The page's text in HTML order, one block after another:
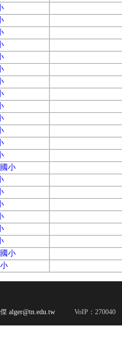
小
小
alger@tn.edu.tw VoIP：270040